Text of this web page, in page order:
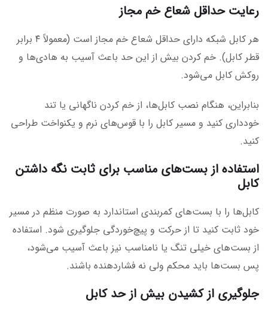
رعایت حداقل شعاع خم مجاز
هر کابل شبکه دارای حداقل شعاع خم مجاز است (معمولاً ۴ برابر
قطر کابل). خم کردن بیش از این حد باعث آسیب به هادی‌ها و
روکش کابل می‌شود.
بنابراین، هنگام نصب کابل‌ها، از خم کردن ناگهانی یا تند
خودداری کنید و مسیر کابل را با قوس‌های نرم و یکنواخت طراحی
کنید.
استفاده از بست‌های مناسب برای ثابت نگه داشتن
کابل
کابل‌ها را با بست‌های کمربندی استاندارد به صورت منظم در مسیر
خود ثابت کنید تا از حرکت و پیچ‌خوردگی جلوگیری شود. استفاده
از بست‌های خیلی تنگ یا نامناسب نیز باعث آسیب می‌شود،
پس بست‌ها باید محکم ولی نه فشاردهنده باشند.
جلوگیری از کشیدن بیش از حد کابل